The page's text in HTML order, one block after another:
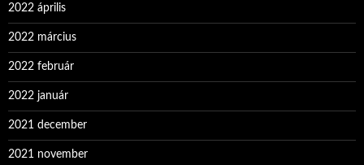
2022 április
2022 március
2022 február
2022 január
2021 december
2021 november